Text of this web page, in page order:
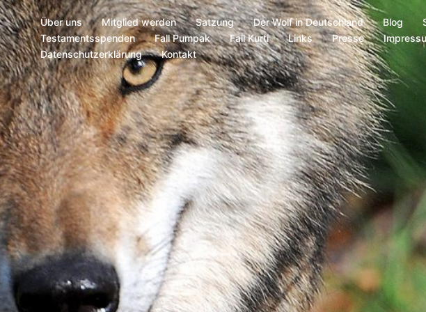
Über uns Mitglied werden Satzung Der Wolf in Deutschland Blog
Testamentsspenden
Fall Pumpak Fall Kurti Links Presse
Datenschutzerklärung
Kontakt